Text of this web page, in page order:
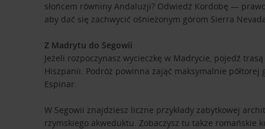
słońcem równiny Andaluzji? Odwiedź Kordobę —
aby dać się zachwycić ośnieżonym górom Sierra
Z Madrytu do Segowii
Jeżeli rozpoczynasz wycieczkę w Madrycie, pojedź
Hiszpanii. Podróż powinna zająć maksymalnie
Espinar.
W Segowii znajdziesz liczne przykłady zabytkowej
rzymskiego akweduktu. Zobaczysz tu także romańskie